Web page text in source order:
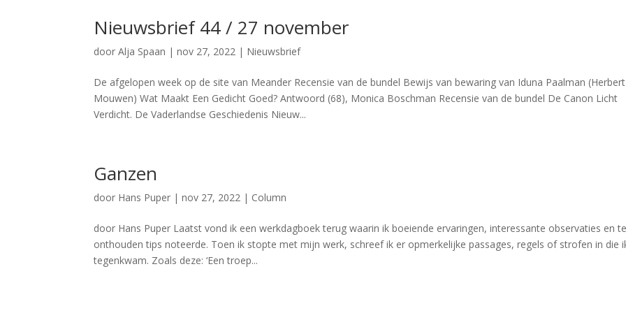
Nieuwsbrief 44 / 27 november
doorAlja Spaan |nov 27, 2022 | Nieuwsbrief
De afgelopen week op de site van Meander Recensie van de bundel Bewijs van bewaring van Iduna Paalman (Herbert
Mouwen) Wat Maakt Een Gedicht Goed? Antwoord (68), Monica Boschman Recensie van de bundel De Canon Licht
Verdicht. De Vaderlandse Geschiedenis Nieuw...
Ganzen
door Hans Puper |nov 27, 2022 | Column
door Hans Puper Laatst vond ik een werkdagboek terug waarin ik boeiende ervaringen, interessante observaties en
onthouden tips noteerde. Toen ik stopte met mijn werk, schreef ik er opmerkelijke passages, regels of strofen in die
tegenkwam. Zoals deze: ‘Een troep...